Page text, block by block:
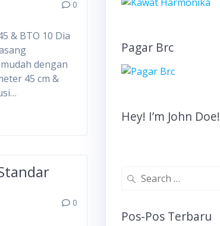
0
& BTO 10 Dia
dengan
45 cm &
0
Pagar Brc
Hey! I’m John Doe!
Search
Pos-Pos Terbaru